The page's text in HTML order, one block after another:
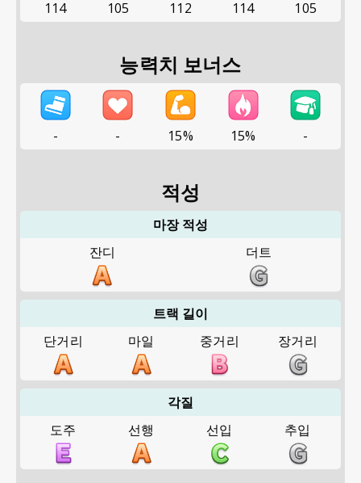
114 105 112 114 105
능력치 보너스
- - 15% 15% -
적성
마장 적성
잔디
더트
트랙 길이
단거리
마일 중거리 장거리
각질
도주
선행 선입 추입